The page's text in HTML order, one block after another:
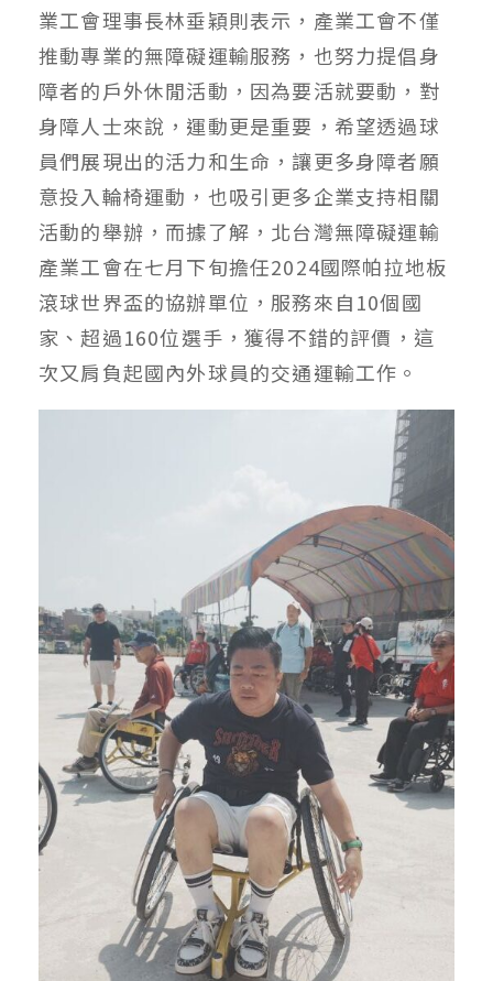
業工會理事長林垂穎則表示，產業工會不僅
推動專業的無障礙運輸服務，也努力提倡身
障者的戶外休閒活動，因為要活就要動，對
身障人士來說，運動更是重要，希望透過球
員們展現出的活力和生命，讓更多身障者願
意投入輪椅運動，也吸引更多企業支持相關
活動的舉辦，而據了解，北台灣無障礙運輸
產業工會在七月下旬擔任2024國際帕拉地板
滾球世界盃的協辦單位，服務來自10個國
家、超過160位選手，獲得不錯的評價，這
次又肩負起國內外球員的交通運輸工作。